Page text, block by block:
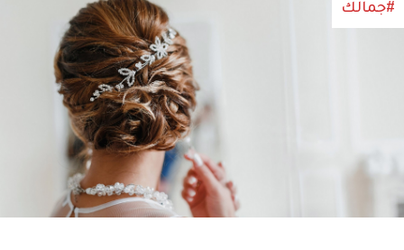
#جمالك